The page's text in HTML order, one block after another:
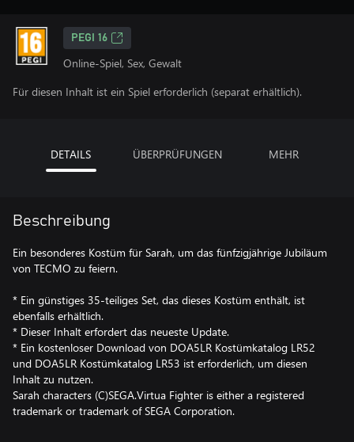
PEGI 16
Online-Spiel, Sex, Gewalt
Für diesen Inhalt ist ein Spiel erforderlich (separat erhältlich).
DETAILS ÜBERPRÜFUNGEN MEHR
Beschreibung
Ein besonderes Kostüm für Sarah, um das fünfzigjährige Jubiläum
von TECMO zu feiern.
* Ein günstiges 35-teiliges Set, das dieses Kostüm enthält, ist
ebenfalls erhältlich.
* Dieser Inhalt erfordert das neueste Update.
* Ein kostenloser Download von DOA5LR Kostümkatalog LR52
und DOA5LR Kostümkatalog LR53 ist erforderlich, um diesen
Inhalt zu nutzen.
Sarah characters (C)SEGA.Virtua Fighter is either a registered
trademark or trademark of SEGA Corporation.